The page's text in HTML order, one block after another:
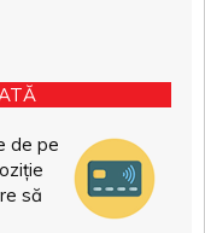
de pe
să